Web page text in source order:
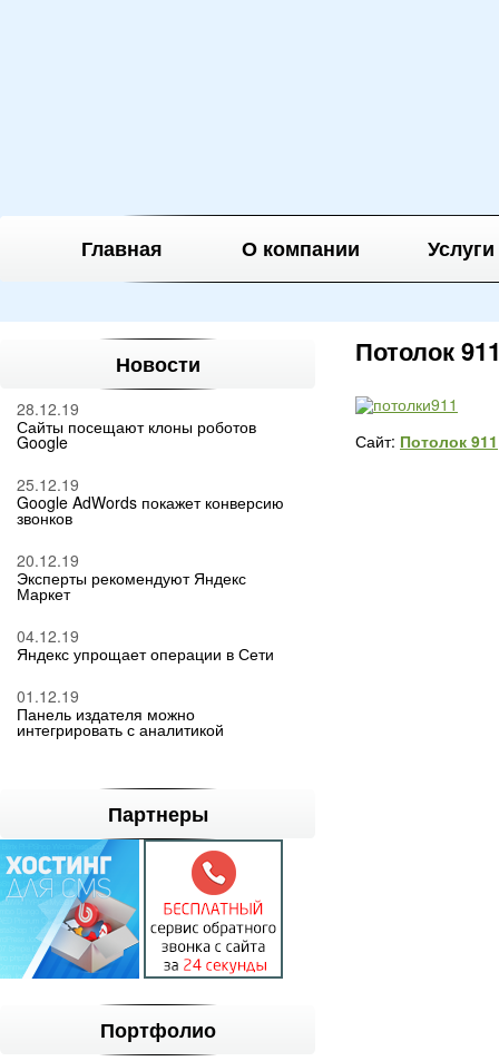
Главная О компании
Потолок
Сайт: Потолок 911
Новости
28.12.19
Сайты посещают клоны роботов
Google
25.12.19
Google AdWords покажет конверсию
звонков
20.12.19
Эксперты рекомендуют Яндекс
Маркет
04.12.19
Яндекс упрощает операции в Сети
01.12.19
Панель издателя можно
интегрировать с аналитикой
Партнеры
Портфолио